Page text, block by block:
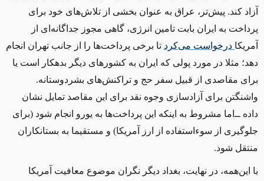
آزاد کند. پیش‌تر، عراق به عنوان بخشی از تلاش‌های خود برای
پرداخت به ایران بابت تامین انرژی، گاهی مجوز جداگانه‌ای از
آمریکا درخواست میکرد تا برخی پرداخت‌ها را از جانب تهران انجام
دهد؛ مثلا در مورد پولی که ایران به کشورهای دیگر بدهکار است یا
برای مقاصدی از قبیل سفر حج و تراکنش‌های بشردوستانه.
واشنگتن برای آزادسازی وجوه نقد برای این مقاصد تمایل نشان
داده ‌ــ‌اما مشروط به اینکه این پرداخت‌ها به یورو انجام شود (برای
جلوگیری از سوءاستفاده از ارز آمریکا) و مستقیما به بستانکاران
منتقل شود.
با این‌همه، در نهایت، بغداد دیگر نگران موضوع معافیت آمریکا